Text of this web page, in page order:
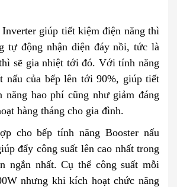
giúp tiết kiệm điện năng thì
tự động nhận diện đáy nồi, tức là
sẽ gia nhiệt tới đó. Với tính năng
nấu của bếp lên tới 90%, giúp tiết
năng hao phí cũng như giảm đáng
hàng tháng cho gia đình.
cho bếp tính năng Booster nấu
đẩy công suất lên cao nhất trong
ngắn nhất. Cụ thể công suất mỗi
nhưng khi kích hoạt chức năng